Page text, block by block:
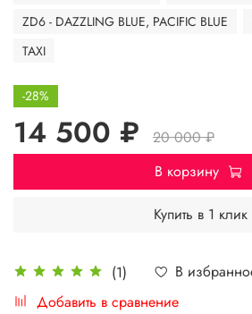
(1)
В
Добавить в сравнение
ZD6 - DAZZLING BLUE, PACIFIC BLUE
TAXI
-28%
14 500 ₽
20 000 ₽
В корзину
Купить в 1 клик